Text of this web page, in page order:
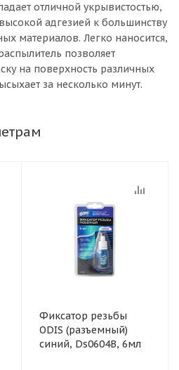
отличной укрывистостью,
адгезией к большинству
материалов. Легко наносится,
позволяет
на поверхность различных
за несколько минут.
Фиксатор резьбы
ODIS (разъемный)
синий, Ds0604B, 6мл